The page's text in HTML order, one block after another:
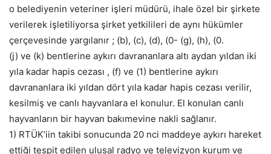
o belediyenin veteriner işleri müdürü, ihale özel bir şirkete
verilerek işletiliyorsa şirket yetkilileri de aynı hükümler
çerçevesinde yargılanır ; (b), (c), (d), (0- (g), (h), (0.
(j) ve (k) bentlerine aykırı davrananlara altı aydan yıldan iki
yıla kadar hapis cezası , (f) ve (1) bentlerine aykırı
davrananlara iki yıldan dört yıla kadar hapis cezası verilir,
kesilmiş ve canlı hayvanlara el konulur. El konulan canlı
hayvanların bir hayvan bakımevine nakli sağlanır.
1) RTÜK’iin takibi sonucunda 20 nci maddeye aykırı hareket
ettiği tespit edilen ulusal radyo ve televizyon kurum ve